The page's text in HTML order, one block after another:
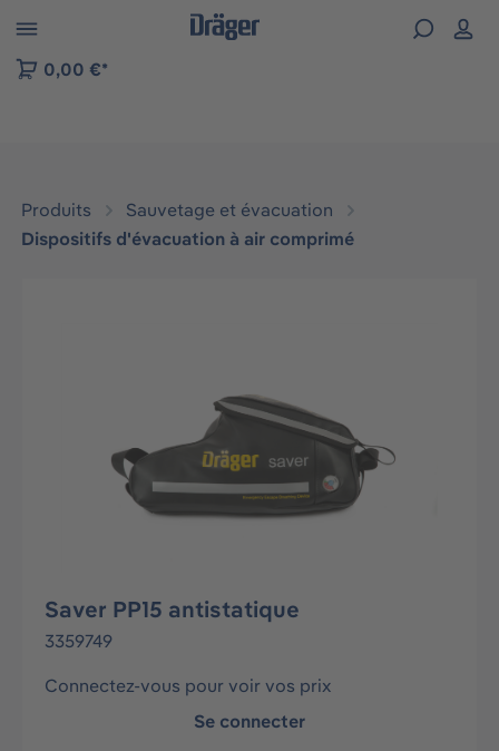
to B2B platform navigation
0,00 €*
Produits
Sauvetage et évacuation
Dispositifs d'évacuation à air comprimé
Saver PP15 antistatique
3359749
Connectez-vous pour voir vos prix
Se connecter